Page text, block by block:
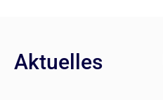
Aktuelles